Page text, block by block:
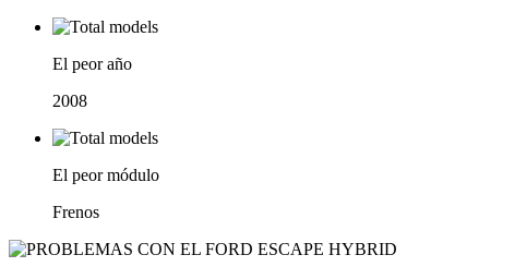
El peor año
2008
El peor módulo
Frenos